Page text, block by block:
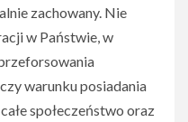
zachowany. Nie
w Państwie, w
warunku posiadania
społeczeństwo oraz